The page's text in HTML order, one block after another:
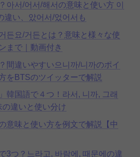
아서/어서/해서の意味と使い方 이
違い、았어서/었어서も
든요/거든とは？意味と様々な使
まで｜動画付き
間違いやすい으니까/니까のポイ
をBTSのツイッターで解説
韓国語で４つ！라서, 니까, 그래
違いと使い分け
意味と使い方を例文で解説【中
3つ？느라고, 바람에, 때문에の違